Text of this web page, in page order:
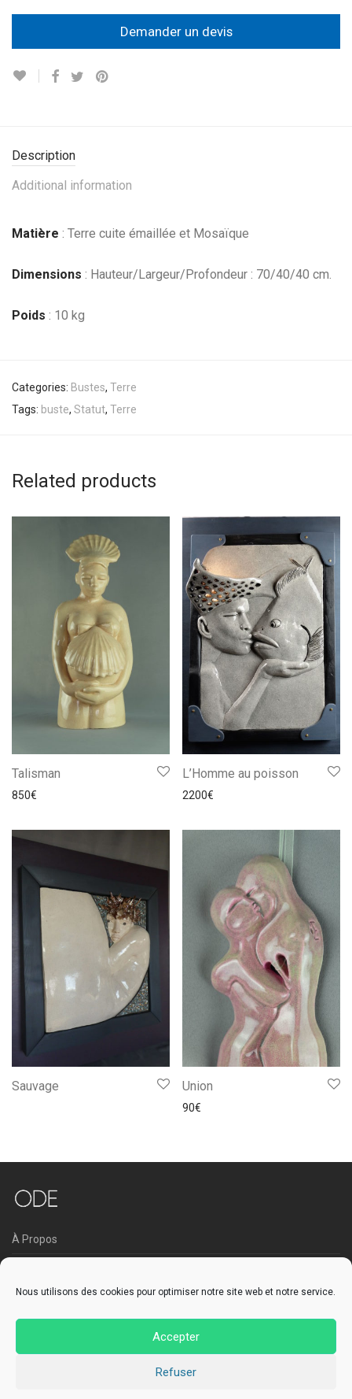
Nous utilisons des cookies pour optimiser notre site web et notre service.
Accepter
Refuser
Demander un devis
Description
Additional information
Matière : Terre cuite émaillée et Mosaïque
Dimensions : Hauteur/Largeur/Profondeur : 70/40/40 cm.
Poids : 10 kg
Categories: Bustes, Terre
Tags: buste, Statut, Terre
Related products
Talisman
850€
L’Homme au poisson
2200€
Sauvage Union
90€
À Propos
Contact
© 2026 ode-sculpture.com - Design by